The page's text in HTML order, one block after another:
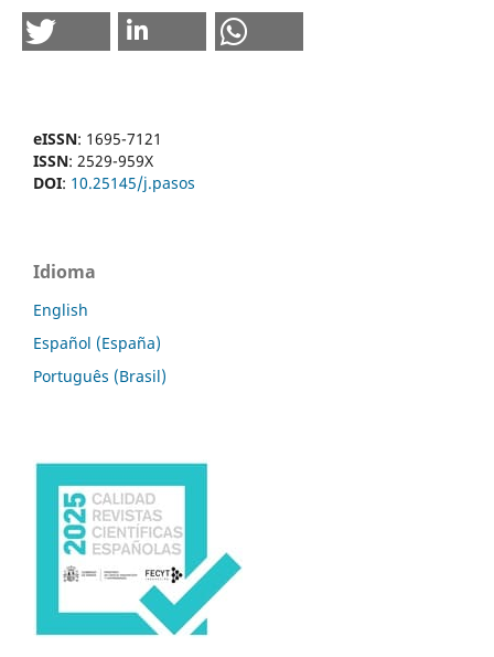
eISSN: 1695-7121
ISSN: 2529-959X
DOI: 10.25145/j.pasos
Idioma
English
Español (España)
Português (Brasil)